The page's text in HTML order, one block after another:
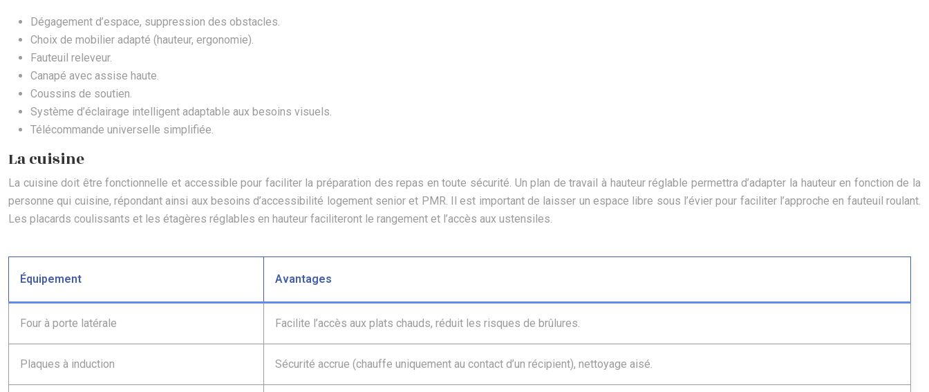
Dégagement d’espace, suppression des obstacles.
Choix de mobilier adapté (hauteur, ergonomie).
Fauteuil releveur.
Canapé avec assise haute.
Coussins de soutien.
Système d’éclairage intelligent adaptable aux besoins visuels.
Télécommande universelle simplifiée.
La cuisine
La cuisine doit être fonctionnelle et accessible pour faciliter la préparation des repas en toute sécurité. Un plan de travail à hauteur réglable permettra d’adapter la hauteur en fonction de la
personne qui cuisine, répondant ainsi aux besoins d’accessibilité logement senior et PMR. Il est important de laisser un espace libre sous l’évier pour faciliter l’approche en fauteuil roulant.
Les placards coulissants et les étagères réglables en hauteur faciliteront le rangement et l’accès aux ustensiles.
Équipement Avantages
Four à porte latérale Facilite l’accès aux plats chauds, réduit les risques de brûlures.
Plaques à induction Sécurité accrue (chauffe uniquement au contact d’un récipient), nettoyage aisé.